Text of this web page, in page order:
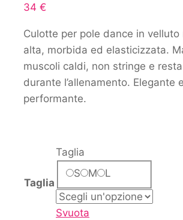
34 €
Culotte per pole dance in velluto
alta, morbida ed elasticizzata.
muscoli caldi, non stringe e
durante l’allenamento. Elegante e
performante.
Taglia
Taglia
S
M L
Svuota